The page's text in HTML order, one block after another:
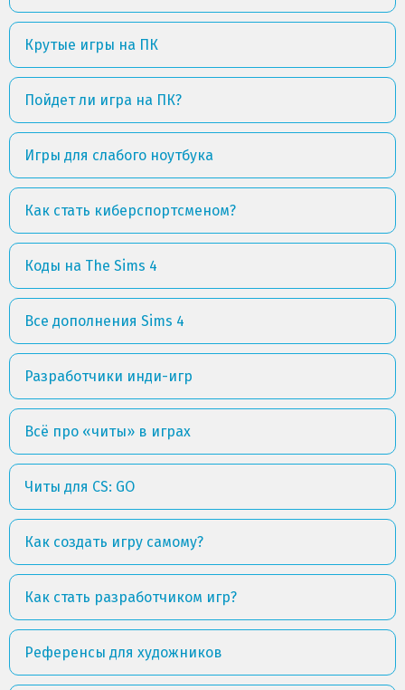
Крутые игры на ПК
Пойдет ли игра на ПК?
Игры для слабого ноутбука
Как стать киберспортсменом?
Коды на The Sims 4
Все дополнения Sims 4
Разработчики инди-игр
Всё про «читы» в играх
Читы для CS: GO
Как создать игру самому?
Как стать разработчиком игр?
Референсы для художников